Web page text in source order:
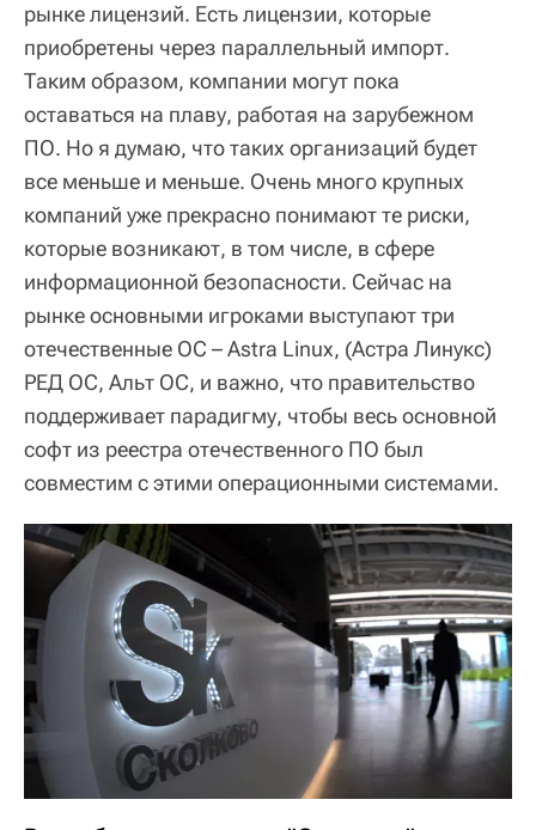
рынке лицензий. Есть лицензии, которые
приобретены через параллельный импорт.
Таким образом, компании могут пока
оставаться на плаву, работая на зарубежном
ПО. Но я думаю, что таких организаций будет
все меньше и меньше. Очень много крупных
компаний уже прекрасно понимают те риски,
которые возникают, в том числе, в сфере
информационной безопасности. Сейчас на
рынке основными игроками выступают три
отечественные ОС – Astra Linux, (Астра Линукс)
РЕД ОС, Альт ОС, и важно, что правительство
поддерживает парадигму, чтобы весь основной
софт из реестра отечественного ПО был
совместим с этими операционными системами.